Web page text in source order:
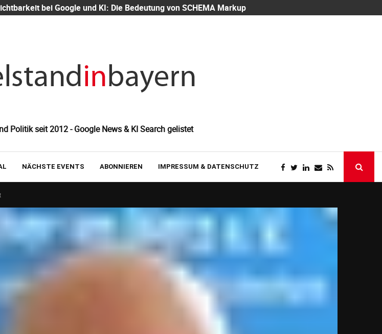
bei Google und KI: Die Bedeutung von SCHEMA Markup
Politik seit 2012 - Google News & KI Search gelistet
NÄCHSTE EVENTS ABONNIEREN IMPRESSUM & DATENSCHUTZ